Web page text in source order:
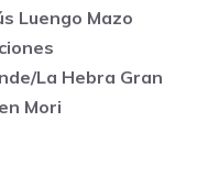
Luengo Mazo
La Hebra Gran
Mori